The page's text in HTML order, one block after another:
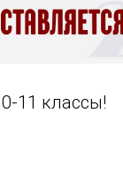
11 классы!